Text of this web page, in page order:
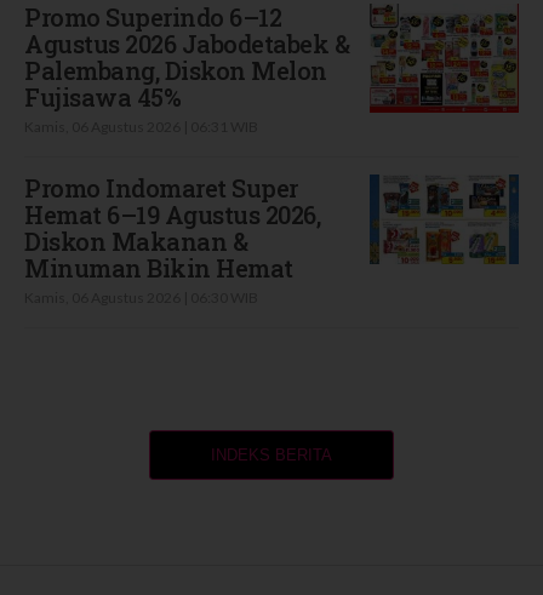
Promo Superindo 6–12
Agustus 2026 Jabodetabek &
Palembang, Diskon Melon
Fujisawa 45%
Promo Indomaret Super
Hemat 6–19 Agustus 2026,
Diskon Makanan &
Minuman Bikin Hemat
INDEKS BERITA